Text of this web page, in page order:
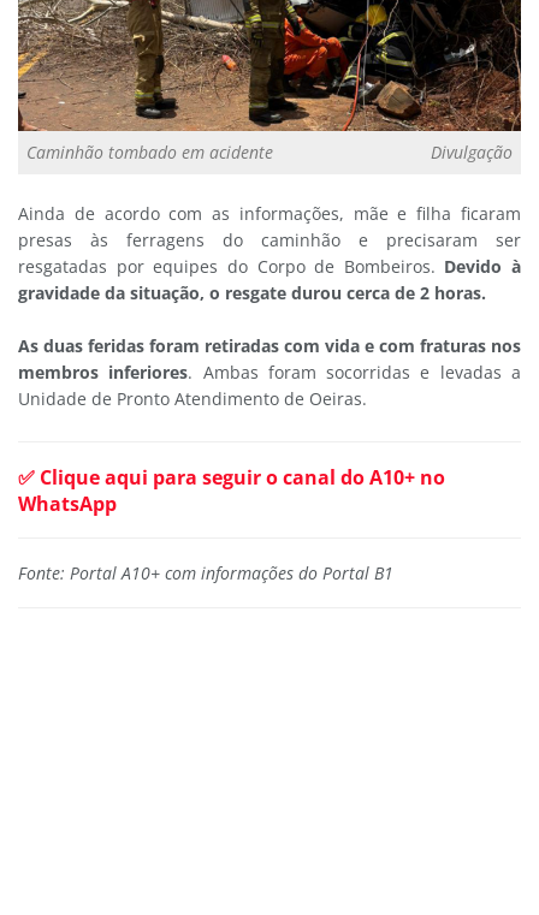
Caminhão tombado em acidente Divulgação
Ainda de acordo com as informações, mãe e filha ficaram
presas às ferragens do caminhão e precisaram ser
resgatadas por equipes do Corpo de Bombeiros. Devido à
gravidade da situação, o resgate durou cerca de 2 horas.
As duas feridas foram retiradas com vida e com fraturas nos
membros inferiores. Ambas foram socorridas e levadas a
Unidade de Pronto Atendimento de Oeiras.
✅ Clique aqui para seguir o canal do A10+ no
WhatsApp
Fonte: Portal A10+ com informações do Portal B1